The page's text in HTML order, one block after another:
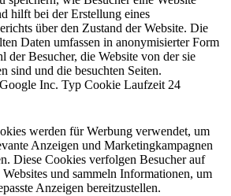
hilft bei der Erstellung eines
über den Zustand der Website. Die
Daten umfassen in anonymisierter Form
der Besucher, die Website von der sie
sind und die besuchten Seiten.
Google Inc. Typ Cookie Laufzeit 24
werden für Werbung verwendet, um
Anzeigen und Marketingkampagnen
Diese Cookies verfolgen Besucher auf
Websites und sammeln Informationen, um
Anzeigen bereitzustellen.